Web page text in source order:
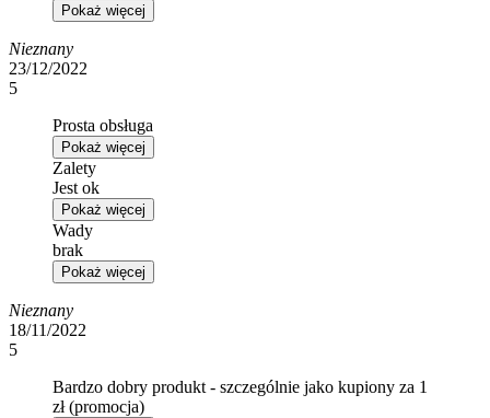
Pokaż więcej
Nieznany
23/12/2022
5
Prosta obsługa
Pokaż więcej
Zalety
Jest ok
Pokaż więcej
Wady
brak
Pokaż więcej
Nieznany
18/11/2022
5
Bardzo dobry produkt - szczególnie jako kupiony za 1
zł (promocja)